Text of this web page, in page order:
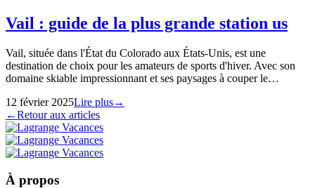
Vail : guide de la plus grande station us
Vail, située dans l'État du Colorado aux États-Unis, est une
destination de choix pour les amateurs de sports d'hiver. Avec son
domaine skiable impressionnant et ses paysages à couper le…
12 février 2025Lire plus→
←Retour aux articles
À propos